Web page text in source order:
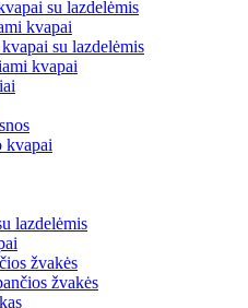
su lazdelėmis
kvapai
su lazdelėmis
kvapai
kvapai
lazdelėmis
žvakės
žvakės